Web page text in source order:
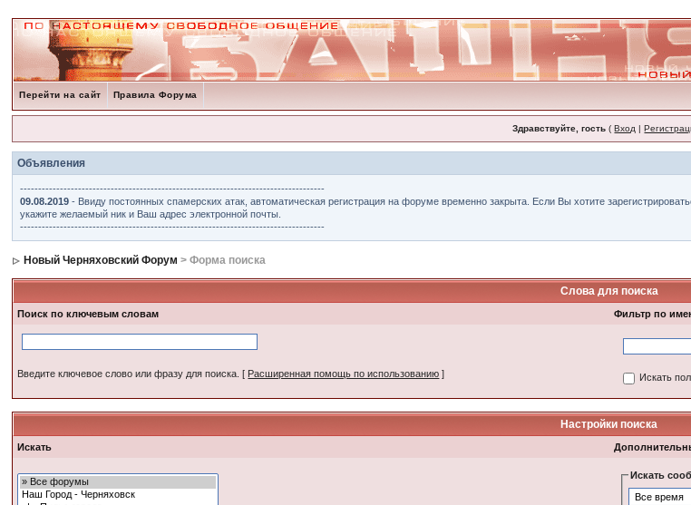
Перейти на сайт Правила Форума
Здравствуйте, гость (Вход |
Объявления
------------------------------------------------------------------------------------
09.08.2019 - Ввиду постоянных спамерских атак, автоматическая регистрация на форуме временно закрыта. Если Вы хотите
укажите желаемый ник и Ваш адрес электронной почты.
------------------------------------------------------------------------------------
Новый Черняховский Форум > Форма поиска
Слова для поиска
Поиск по ключевым словам Фильтр по
Введите ключевое слово или фразу для поиска. [ Расширенная помощь по использованию ] Искать
Настройки поиска
Искать
Искать